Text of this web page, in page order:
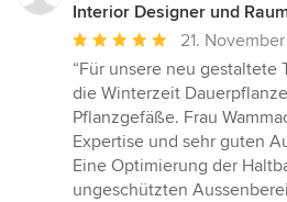
Interior Designer und
Durchschnittliche
Bewertung:
5
von
5
Sternen
21.
“Für unsere neu gestaltete
die Winterzeit
Pflanzgefäße. Frau
Expertise und sehr guten
Eine Optimierung der
ungeschützten